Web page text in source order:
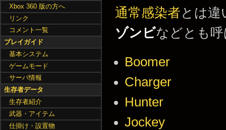
通常感染者とは違
ゾンビなどとも
Boomer
Charger
Hunter
Jockey
Xbox 360 版の方へ
リンク
コメント一覧
プレイガイド
基本システム
ゲームモード
サーバ情報
生存者データ
生存者紹介
武器・アイテム
仕掛け・設置物